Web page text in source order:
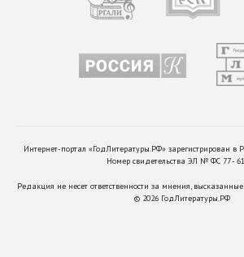
Интернет-портал «ГодЛитературы.РФ» зарегистрирован в
Номер свидетельства ЭЛ № ФС 77 -
Редакция не несет ответственности за мнения,
© 2026 ГодЛитературы.РФ